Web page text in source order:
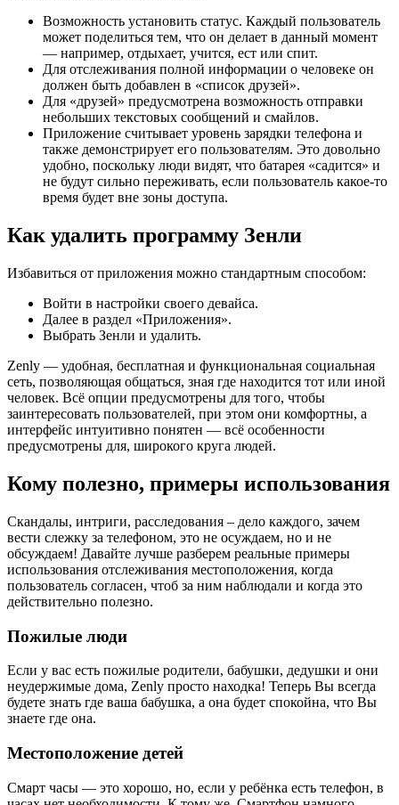
Возможность установить статус. Каждый пользователь
может поделиться тем, что он делает в данный момент
— например, отдыхает, учится, ест или спит.
Для отслеживания полной информации о человеке он
должен быть добавлен в «список друзей».
Для «друзей» предусмотрена возможность отправки
небольших текстовых сообщений и смайлов.
Приложение считывает уровень зарядки телефона и
также демонстрирует его пользователям. Это довольно
удобно, поскольку люди видят, что батарея «садится» и
не будут сильно переживать, если пользователь какое-то
время будет вне зоны доступа.
Как удалить программу Зенли
Избавиться от приложения можно стандартным способом:
Войти в настройки своего девайса.
Далее в раздел «Приложения».
Выбрать Зенли и удалить.
Zenly — удобная, бесплатная и функциональная социальная
сеть, позволяющая общаться, зная где находится тот или иной
человек. Всё опции предусмотрены для того, чтобы
заинтересовать пользователей, при этом они комфортны, а
интерфейс интуитивно понятен — всё особенности
предусмотрены для, широкого круга людей.
Кому полезно, примеры использования
Скандалы, интриги, расследования – дело каждого, зачем
вести слежку за телефоном, это не осуждаем, но и не
обсуждаем! Давайте лучше разберем реальные примеры
использования отслеживания местоположения, когда
пользователь согласен, чтоб за ним наблюдали и когда это
действительно полезно.
Пожилые люди
Если у вас есть пожилые родители, бабушки, дедушки и они
неудержимые дома, Zenly просто находка! Теперь Вы всегда
будете знать где ваша бабушка, а она будет спокойна, что Вы
знаете где она.
Местоположение детей
Смарт часы — это хорошо, но, если у ребёнка есть телефон, в